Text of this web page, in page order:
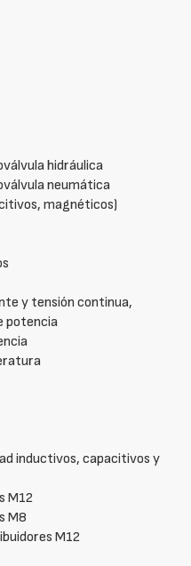
hidráulica
neumática
magnéticos)
y tensión continua,
potencia
inductivos, capacitivos y
M12
M8
M12